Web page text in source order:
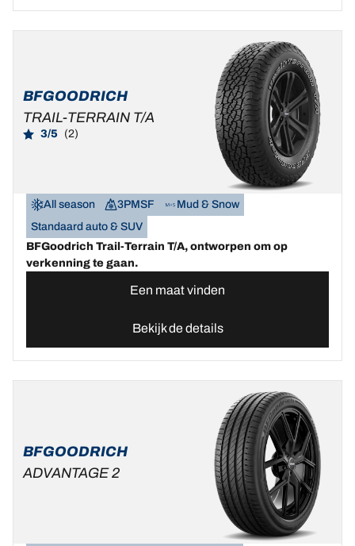
BFGOODRICH
TRAIL-TERRAIN T/A
3/5 (2)
All season 3PMSF
Mud & Snow
Standaard auto & SUV
BFGoodrich Trail-Terrain T/A, ontworpen om op
verkenning te gaan.
Een maat vinden
Bekijk de details
BFGOODRICH
ADVANTAGE 2